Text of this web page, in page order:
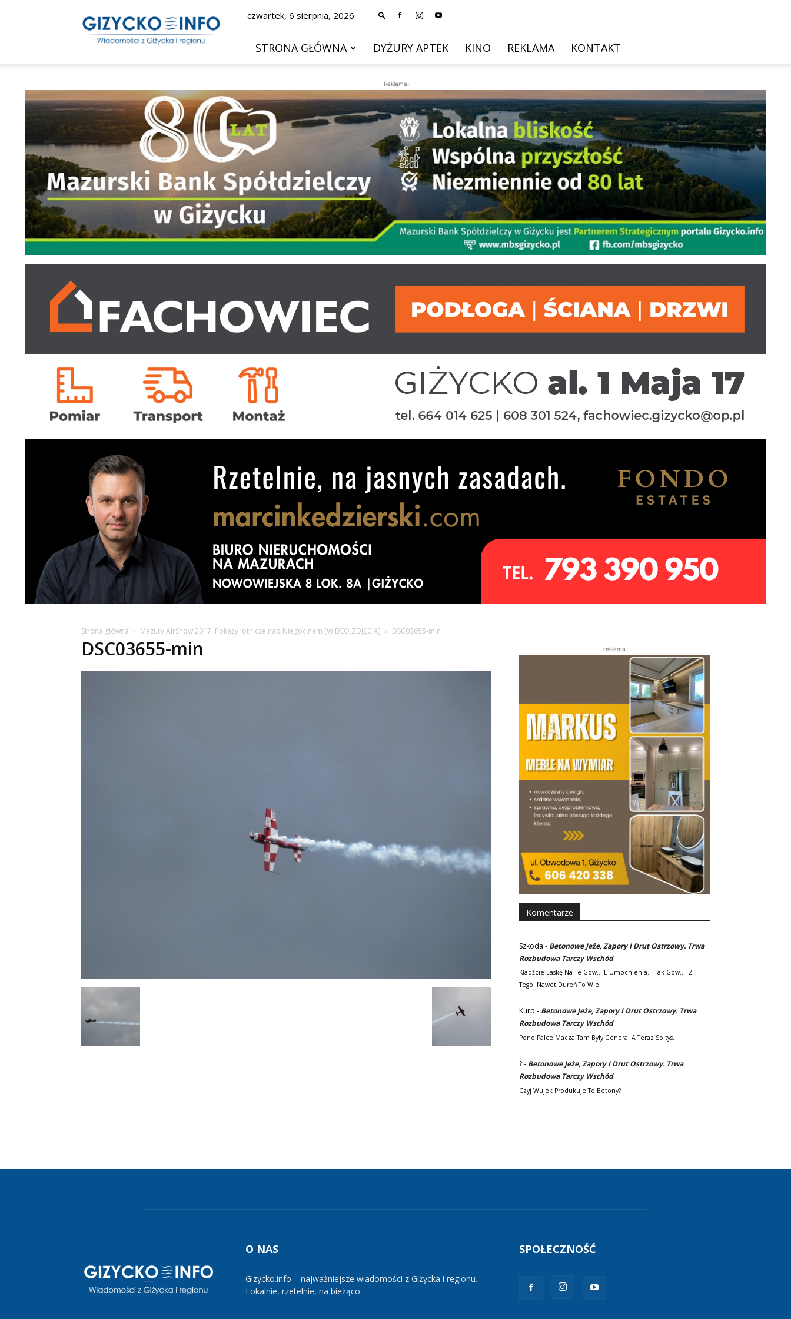
–
wiadomości
czwartek, 6 sierpnia, 2026
STRONA GŁÓWNA DYŻURY APTEK KINO REKLAMA KONTAKT
-Reklama-
Strona główna Mazury AirShow 2017. Pokazy lotnicze nad Niegocinem [WIDEO,ZDJĘCIA] DSC03655-min
DSC03655-min reklama
Komentarze
Szkoda - Betonowe Jeże, Zapory I Drut Ostrzowy. Trwa
Rozbudowa Tarczy Wschód
Kładźcie Laskę Na Te Gów....e Umocnienia. I Tak Gów.... Z
Tego. Nawet Dureń To Wie.
Kurp - Betonowe Jeże, Zapory I Drut Ostrzowy. Trwa
Rozbudowa Tarczy Wschód
Pono Palce Macza Tam Byly General A Teraz Soltys.
?- Betonowe Jeże, Zapory I Drut Ostrzowy. Trwa
Rozbudowa Tarczy Wschód
Czyj Wujek Produkuje Te Betony?
O NAS
Gizycko.info – najważniejsze wiadomości z Giżycka i regionu.
Lokalnie, rzetelnie, na bieżąco.
SPOŁECZNOŚĆ